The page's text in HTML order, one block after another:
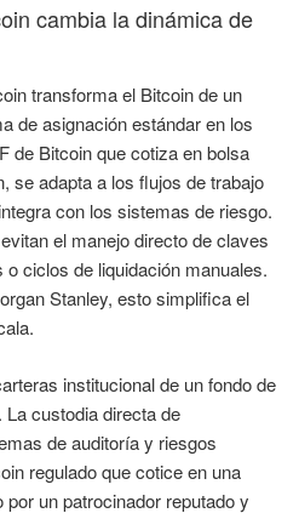
cambia la dinámica de
transforma el Bitcoin de un
de asignación estándar en los
de Bitcoin que cotiza en bolsa
se adapta a los flujos de trabajo
con los sistemas de riesgo.
el manejo directo de claves
ciclos de liquidación manuales.
Stanley, esto simplifica el
institucional de un fondo de
custodia directa de
de auditoría y riesgos
regulado que cotice en una
un patrocinador reputado y